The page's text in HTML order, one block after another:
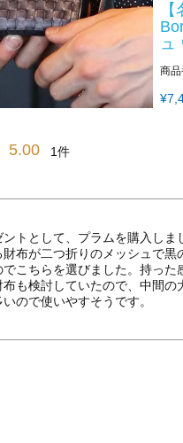
ュ
商
¥
5.00 1
トとして、プラムを購入しま
布が二つ折りのメッシュで
こちらを選びました。持っ
布も検討していたので、中間
ので使いやすそうです。